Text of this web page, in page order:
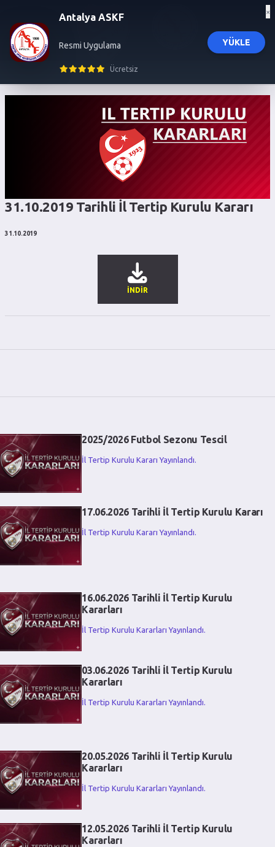
×
Antalya ASKF
Resmi Uygulama
Ücretsiz
YÜKLE
trendyol influencer başvuru
İL TERTİP KURULU KARARLARI
31.10.2019 Tarihli İl Tertip Kurulu Kararı
31.10.2019
İNDİR
2025/2026 Futbol Sezonu Tescil
İl Tertip Kurulu Kararı Yayınlandı.
17.06.2026 Tarihli İl Tertip Kurulu Kararı
İl Tertip Kurulu Kararı Yayınlandı.
16.06.2026 Tarihli İl Tertip Kurulu
Kararları
İl Tertip Kurulu Kararları Yayınlandı.
03.06.2026 Tarihli İl Tertip Kurulu
Kararları
İl Tertip Kurulu Kararları Yayınlandı.
20.05.2026 Tarihli İl Tertip Kurulu
Kararları
İl Tertip Kurulu Kararları Yayınlandı.
12.05.2026 Tarihli İl Tertip Kurulu
Kararları